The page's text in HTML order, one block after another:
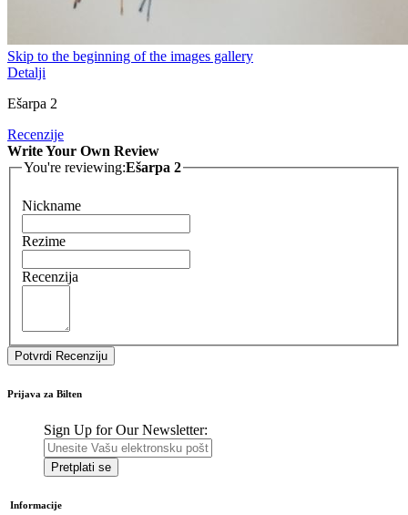
Skip to the beginning of the images gallery
Detalji
Ešarpa 2
Recenzije
Write Your Own Review
You're reviewing:Ešarpa 2
Nickname
Rezime
Recenzija
Potvrdi Recenziju
Prijava za Bilten
Sign Up for Our Newsletter:
Pretplati se
Informacije